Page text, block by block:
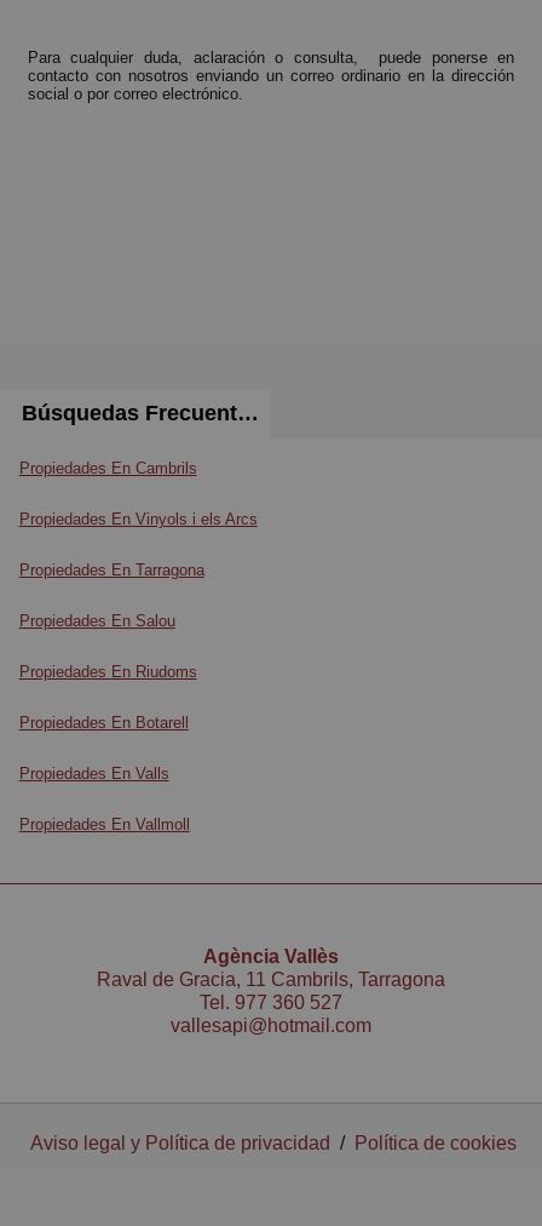
Para cualquier duda, aclaración o consulta, puede ponerse en
contacto con nosotros enviando un correo ordinario en la dirección
social o por correo electrónico.
Búsquedas Frecuentes
Propiedades En Cambrils
Propiedades En Vinyols i els Arcs
Propiedades En Tarragona
Propiedades En Salou
Propiedades En Riudoms
Propiedades En Botarell
Propiedades En Valls
Propiedades En Vallmoll
Agència Vallès
Raval de Gracia, 11 Cambrils, Tarragona
Tel. 977 360 527
vallesapi@hotmail.com
Aviso legal y Política de privacidad / Política de cookies